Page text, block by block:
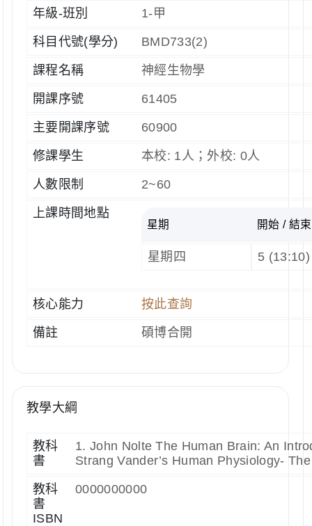
年級-班別 1-甲
科目代號(學分) BMD733(2)
課程名稱 神經生物學
開課序號 61405
主要開課序號 60900
修課學生 本校: 1人；外校: 0人
人數限制 2~60
上課時間地點
星期 開始 / 結束
星期四 5
核心能力 按此查詢
備註 碩博合開
教學大綱
教科
書
1. John Nolte The Human Brain: An
Strang Vander’s Human Physiology-
教科
書
ISBN
0000000000